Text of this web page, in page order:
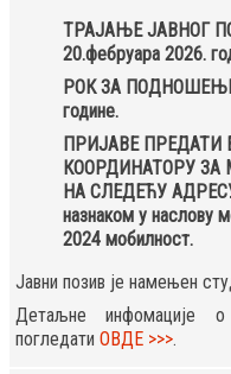
ТРАЈАЊЕ ЈАВНОГ
20.фебруара 2026.
РОК ЗА ПОДНОШЕЊЕ
године.
ПРИЈАВЕ ПРЕДАТИ
КООРДИНАТОРУ
НА СЛЕДЕЋУ
назнаком у наслову
2024 мобилност.
Јавни позив је намењен
Детаљне инфомације
погледати ОВДЕ >>>.